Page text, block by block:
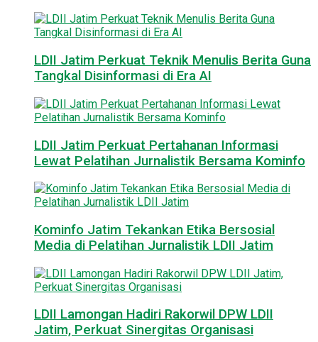
LDII Jatim Perkuat Teknik Menulis Berita Guna
Tangkal Disinformasi di Era AI
LDII Jatim Perkuat Pertahanan Informasi
Lewat Pelatihan Jurnalistik Bersama Kominfo
Kominfo Jatim Tekankan Etika Bersosial
Media di Pelatihan Jurnalistik LDII Jatim
LDII Lamongan Hadiri Rakorwil DPW LDII
Jatim, Perkuat Sinergitas Organisasi